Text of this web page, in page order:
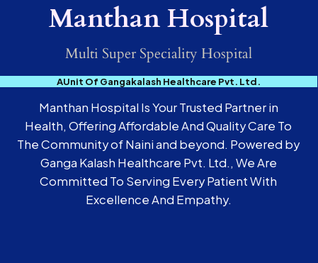
Manthan Hospital
Multi Super Speciality Hospital
AUnit Of Gangakalash Healthcare Pvt. Ltd.
Manthan Hospital Is Your Trusted Partner in
Health, Offering Affordable And Quality Care To
The Community of Naini and beyond. Powered by
Ganga Kalash Healthcare Pvt. Ltd., We Are
Committed To Serving Every Patient With
Excellence And Empathy.